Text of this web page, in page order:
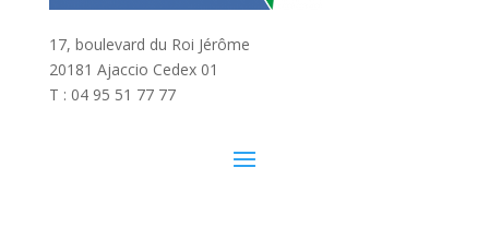
17, boulevard du Roi Jérôme
20181 Ajaccio Cedex 01
T : 04 95 51 77 77